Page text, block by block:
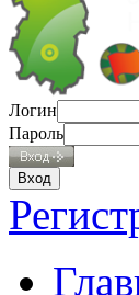
Логин
Пароль